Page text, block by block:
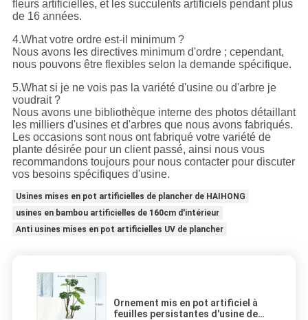
fleurs artificielles, et les succulents artificiels pendant plus
de 16 années.
4.What votre ordre est-il minimum ?
Nous avons les directives minimum d'ordre ; cependant,
nous pouvons être flexibles selon la demande spécifique.
5.What si je ne vois pas la variété d'usine ou d'arbre je
voudrait ?
Nous avons une bibliothèque interne des photos détaillant
les milliers d'usines et d'arbres que nous avons fabriqués.
Les occasions sont nous ont fabriqué votre variété de
plante désirée pour un client passé, ainsi nous vous
recommandons toujours pour nous contacter pour discuter
vos besoins spécifiques d'usine.
Usines mises en pot artificielles de plancher de HAIHONG
usines en bambou artificielles de 160cm d'intérieur
Anti usines mises en pot artificielles UV de plancher
Ornement mis en pot artificiel à
feuilles persistantes d'usine de